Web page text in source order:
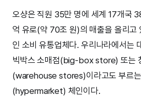
오샹은 직원 35만 명에 세계 17개국
억 유로(약 70조 원)의 매출을 올리고
인 소비 유통업체다. 우리나라에서는
빅박스 소매점(big-box store) 또는
(warehouse stores)이라고도 부르
(hypermarket) 체인이다.